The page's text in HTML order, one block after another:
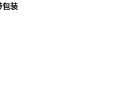
包装